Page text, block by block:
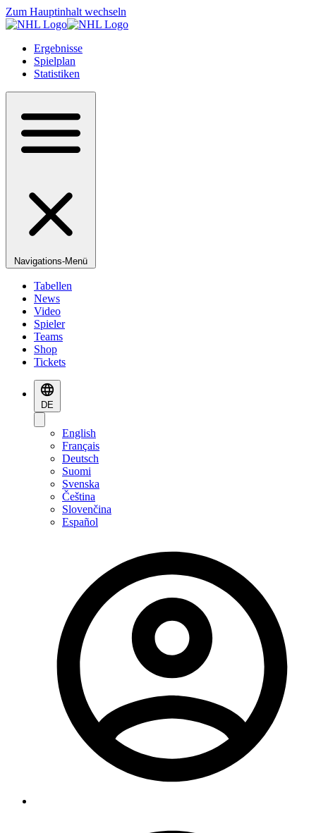
Zum Hauptinhalt wechseln
Ergebnisse
Spielplan
Statistiken
Navigations-Menü
Tabellen
News
Video
Spieler
Teams
Shop
Tickets
DE
English
Français
Deutsch
Suomi
Svenska
Čeština
Slovenčina
Español